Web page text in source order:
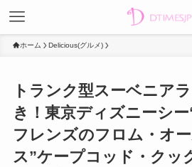
ホーム Delicious(グルメ)
トランク型スーベニア
き！東京ディズニーシ
フレンズのフロム・オ
ス”ケープコッド・クッ